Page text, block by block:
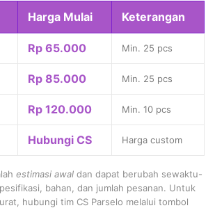
Harga Mulai Keterangan
Rp 65.000 Min. 25 pcs
Rp 85.000 Min. 25 pcs
Rp 120.000 Min. 10 pcs
Hubungi CS Harga custom
estimasi awal dan dapat berubah sewaktu-
bahan, dan jumlah pesanan. Untuk
hubungi tim CS Parselo melalui tombol